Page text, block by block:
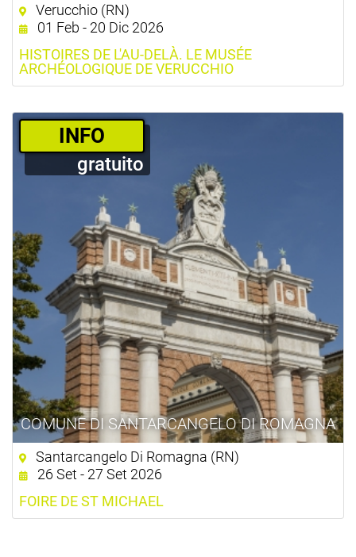
Verucchio (RN)
01 Feb - 20 Dic 2026
HISTOIRES DE L'AU-DELÀ. LE MUSÉE
ARCHÉOLOGIQUE DE VERUCCHIO
COMUNE DI SANTARCANGELO DI ROMAGNA
­INFO
gratuito
Santarcangelo Di Romagna (RN)
26 Set - 27 Set 2026
FOIRE DE ST MICHAEL